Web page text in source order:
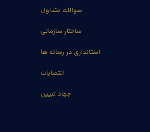
سوالات متداول
ساختار سازمانی
استانداری در رسانه ها
انتصابات
جهاد تبیین